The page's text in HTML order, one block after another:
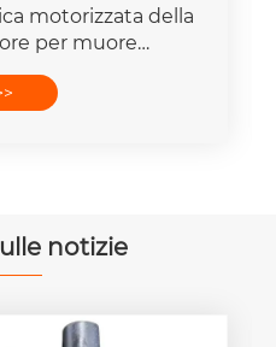
motorizzata della
per muore
forza 16-
25T-300T
notizie